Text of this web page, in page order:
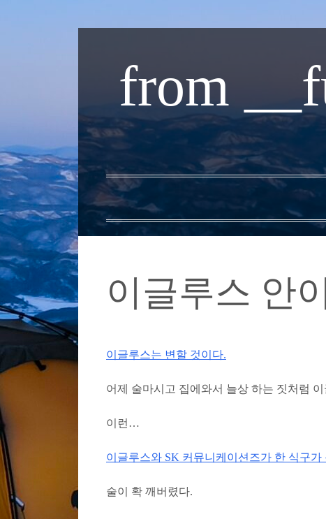
로
가
기
from
이글루스 안
이글루스는 변할 것이다.
어제 술마시고 집에와서 늘상 하는 짓처럼
이런…
이글루스와 SK 커뮤니케이션즈가 한 식구가
술이 확 깨버렸다.